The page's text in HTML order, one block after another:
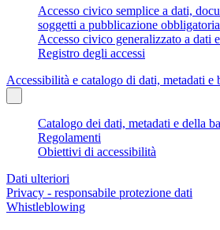
Accesso civico semplice a dati,
soggetti a pubblicazione obbligatoria
Accesso civico generalizzato a dati
Registro degli accessi
Accessibilità e catalogo di dati, metadati e
Catalogo dei dati, metadati e della
Regolamenti
Obiettivi di accessibilità
Dati ulteriori
Privacy - responsabile protezione dati
Whistleblowing